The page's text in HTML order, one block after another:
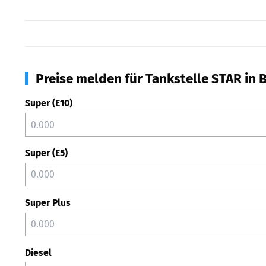
Preise melden für Tankstelle STAR in
Super (E10)
Super (E5)
Super Plus
Diesel